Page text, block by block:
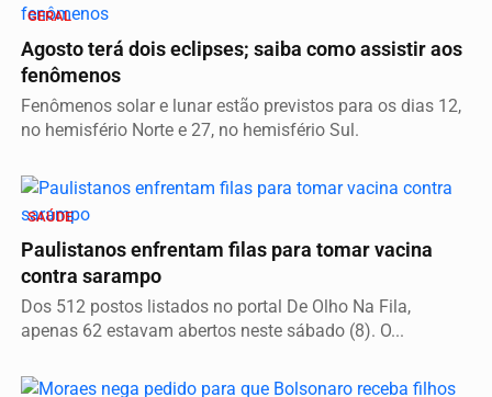
GERAL
Agosto terá dois eclipses; saiba como assistir aos
fenômenos
Fenômenos solar e lunar estão previstos para os dias 12,
no hemisfério Norte e 27, no hemisfério Sul.
SAÚDE
Paulistanos enfrentam filas para tomar vacina
contra sarampo
Dos 512 postos listados no portal De Olho Na Fila,
apenas 62 estavam abertos neste sábado (8). O...